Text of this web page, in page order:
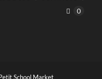
0
School Market